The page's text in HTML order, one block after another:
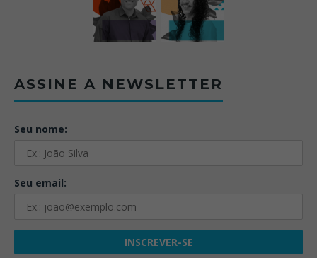
ASSINE A NEWSLETTER
Seu nome:
Seu email: